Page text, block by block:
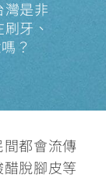
灣是非
牙、
？
都會流傳
脫腳皮等